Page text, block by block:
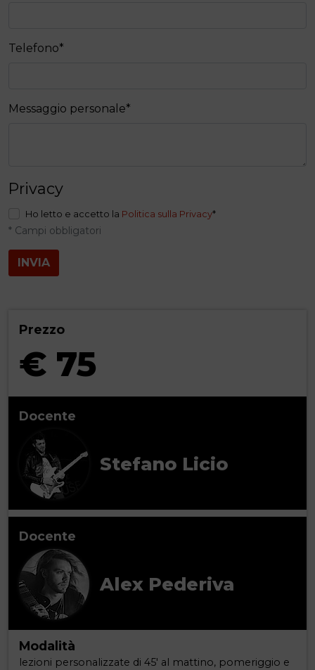
Telefono*
Messaggio personale*
Privacy
Ho letto e accetto la Politica sulla Privacy*
* Campi obbligatori
INVIA
Prezzo
€ 75
Docente
Stefano Licio
Docente
Alex Pederiva
Modalità
lezioni personalizzate di 45' al mattino, pomeriggio e